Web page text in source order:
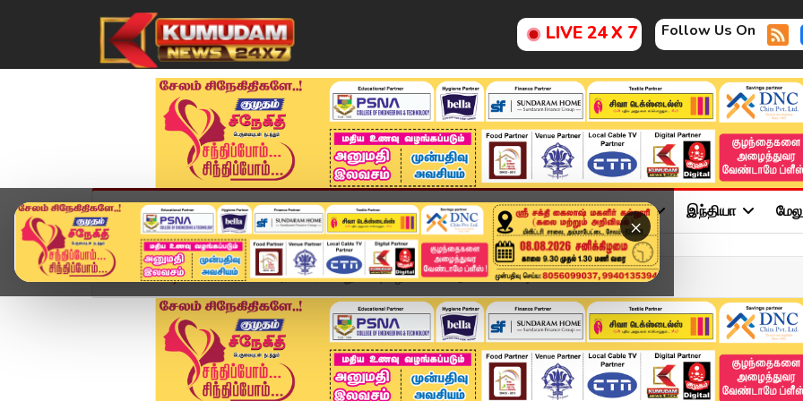
LIVE 24 X 7 Follow Us On
×
முகப்பு விளையாட்டு அண்மை தமிழ்நாடு சினிமா அரசியல் விளையாட்டு இந்தியா
Home வீடியோ ஸ்டோரி "அரசே உரிய பாதுகாப்பு வழங்க வேண்டும்" #tvk #vij...